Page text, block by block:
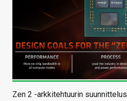
Zen 2 -arkkitehtuurin